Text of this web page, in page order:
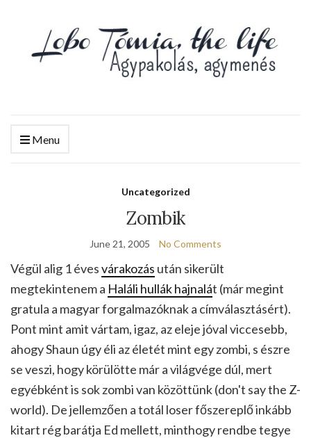
Menu
Uncategorized
Zombik
June 21, 2005 No Comments
Végül alig 1 évesvárakozás után sikerült
megtekintenem a Haláli hullák hajnalát (már megint
gratula a magyar forgalmazóknak a címválasztásért).
Pont mint amit vártam, igaz, az eleje jóval viccesebb,
ahogy Shaun úgy éli az életét mint egy zombi, s észre
se veszi, hogy körülötte már a világvége dúl, mert
egyébként is sok zombi van közöttünk (don't say the Z-
world). De jellemzően a totál loser főszereplő inkább
kitart rég barátja Ed mellett, minthogy rendbe tegye